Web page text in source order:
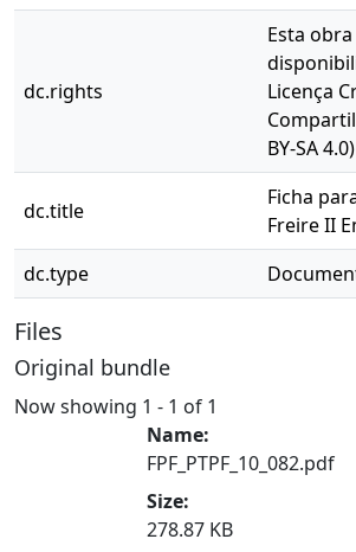
dc.rights
Esta
Licença
BY-SA 4.0)
dc.title
Ficha
Freire II
dc.type
Files
Original bundle
Now showing 1 - 1 of 1
Name:
FPF_PTPF_10_082.pdf
Size:
278.87 KB